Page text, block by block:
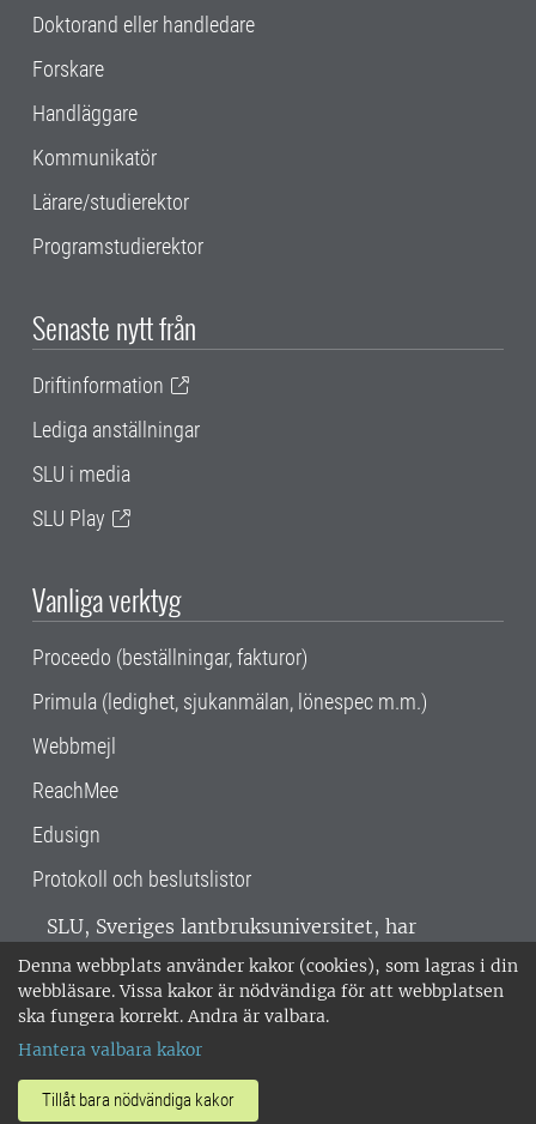
Denna webbplats använder kakor (cookies), som lagras i din
webbläsare. Vissa kakor är nödvändiga för att webbplatsen
ska fungera korrekt. Andra är valbara.
Hantera valbara kakor
Tillåt bara nödvändiga kakor
Doktorand eller handledare
Forskare
Handläggare
Kommunikatör
Lärare/studierektor
Programstudierektor
Senaste nytt från
Driftinformation
Lediga anställningar
SLU i media
SLU Play
Vanliga verktyg
Proceedo (beställningar, fakturor)
Primula (ledighet, sjukanmälan, lönespec m.m.)
Webbmejl
ReachMee
Edusign
Protokoll och beslutslistor
SLU, Sveriges lantbruksuniversitet, har
verksamhet över hela Sverige. Huvudorter är
Alnarp, Uppsala och Umeå.SLU är
miljöcertifierat enligt ISO 14001. •
018-67 10 00 • Org nr: 202100-2817 •
Om SLU:s webbplatser